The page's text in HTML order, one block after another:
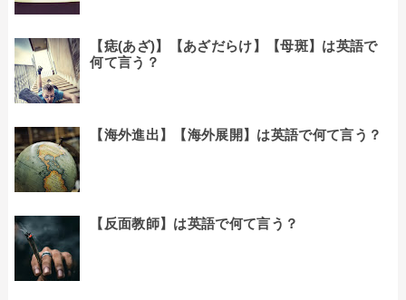
【痣(あざ)】【あざだらけ】【母斑】は英語で
何て言う？
【海外進出】【海外展開】は英語で何て言う？
【反面教師】は英語で何て言う？